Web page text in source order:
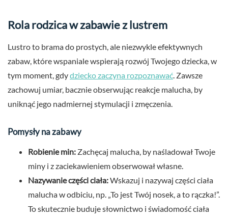
Rola rodzica w zabawie z lustrem
Lustro to brama do prostych, ale niezwykle efektywnych
zabaw, które wspaniale wspierają rozwój Twojego dziecka, w
tym moment, gdydziecko zaczyna rozpoznawać . Zawsze
zachowuj umiar, bacznie obserwując reakcje malucha, by
uniknąć jego nadmiernej stymulacji i zmęczenia.
Pomysły na zabawy
Robienie min: Zachęcaj malucha, by naśladował Twoje
miny i z zaciekawieniem obserwował własne.
Nazywanie części ciała:Wskazuj i nazywaj części ciała
malucha w odbiciu, np. „To jest Twój nosek, a to rączka!”.
To skutecznie buduje słownictwo i świadomość ciała